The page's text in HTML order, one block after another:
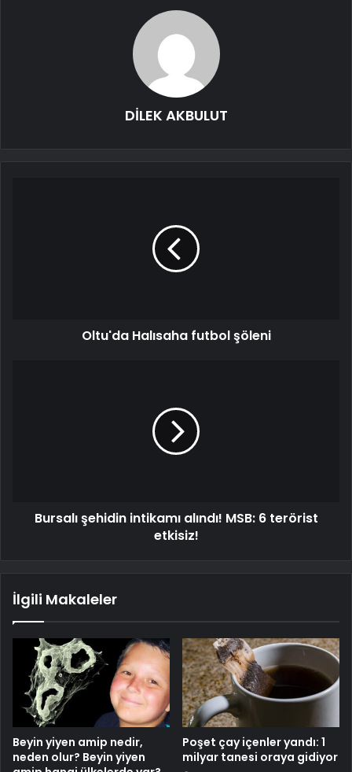
DİLEK AKBULUT
Oltu'da Halısaha futbol şöleni
Bursalı şehidin intikamı alındı! MSB: 6 terörist
etkisiz!
İlgili Makaleler
Beyin yiyen amip nedir,
neden olur? Beyin yiyen
Poşet çay içenler yandı: 1
milyar tanesi oraya gidiyor